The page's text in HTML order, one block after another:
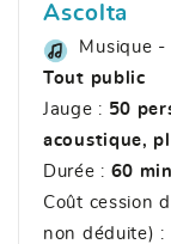
Ascolta
Musique -
Tout public
Jauge : 50
acoustique,
Durée : 60 min
Coût cession
non déduite) :